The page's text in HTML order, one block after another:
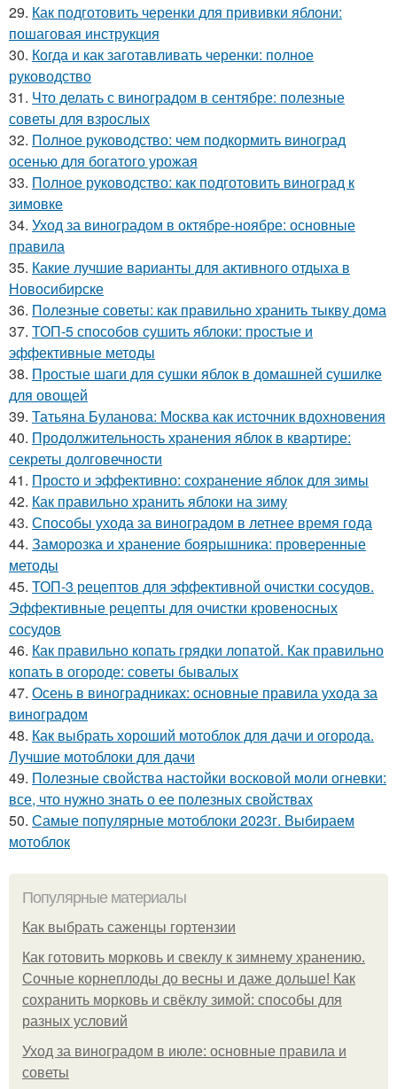
29. Как подготовить черенки для прививки яблони:
пошаговая инструкция
30. Когда и как заготавливать черенки: полное
руководство
31. Что делать с виноградом в сентябре: полезные
советы для взрослых
32. Полное руководство: чем подкормить виноград
осенью для богатого урожая
33. Полное руководство: как подготовить виноград к
зимовке
34. Уход за виноградом в октябре-ноябре: основные
правила
35. Какие лучшие варианты для активного отдыха в
Новосибирске
36. Полезные советы: как правильно хранить тыкву дома
37. ТОП-5 способов сушить яблоки: простые и
эффективные методы
38. Простые шаги для сушки яблок в домашней сушилке
для овощей
39. Татьяна Буланова: Москва как источник вдохновения
40. Продолжительность хранения яблок в квартире:
секреты долговечности
41. Просто и эффективно: сохранение яблок для зимы
42. Как правильно хранить яблоки на зиму
43. Способы ухода за виноградом в летнее время года
44. Заморозка и хранение боярышника: проверенные
методы
45. ТОП-3 рецептов для эффективной очистки сосудов.
Эффективные рецепты для очистки кровеносных
сосудов
46. Как правильно копать грядки лопатой. Как правильно
копать в огороде: советы бывалых
47. Осень в виноградниках: основные правила ухода за
виноградом
48. Как выбрать хороший мотоблок для дачи и огорода.
Лучшие мотоблоки для дачи
49. Полезные свойства настойки восковой моли огневки:
все, что нужно знать о ее полезных свойствах
50. Самые популярные мотоблоки 2023г. Выбираем
мотоблок
Популярные материалы
Как выбрать саженцы гортензии
Как готовить морковь и свеклу к зимнему хранению.
Сочные корнеплоды до весны и даже дольше! Как
сохранить морковь и свёклу зимой: способы для
разных условий
Уход за виноградом в июле: основные правила и
советы